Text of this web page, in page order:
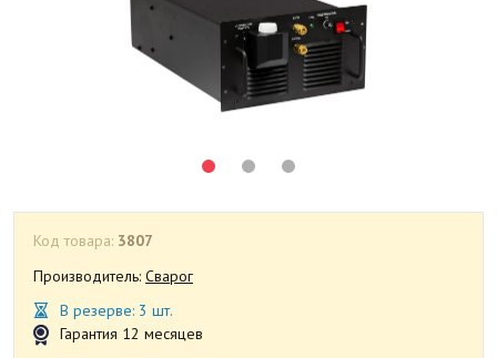
Код товара: 3807
Производитель: Сварог
В резерве: 3 шт.
Гарантия 12 месяцев